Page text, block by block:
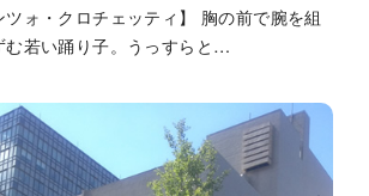
ツォ・クロチェッティ】 胸の前で腕を組
む若い踊り子。うっすらと…